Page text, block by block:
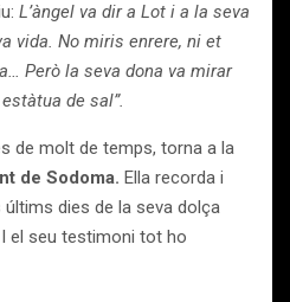
L’àngel va dir a Lot i a la seva
vida. No miris enrere, ni et
Però la seva dona va mirar
de sal”.
de molt de temps, torna a la
de Sodoma. Ella recorda i
dies de la seva dolça
el seu testimoni tot ho